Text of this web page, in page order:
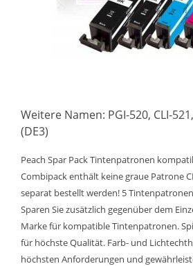
Weitere Namen: PGI-520, CLI-
(DE3)
Peach Spar Pack Tintenpatronen
Combipack enthält keine graue Patrone
separat bestellt werden! 5 Tintenpatronen
Sparen Sie zusätzlich gegenüber dem
Marke für kompatible Tintenpatronen.
für höchste Qualität. Farb- und
höchsten Anforderungen und